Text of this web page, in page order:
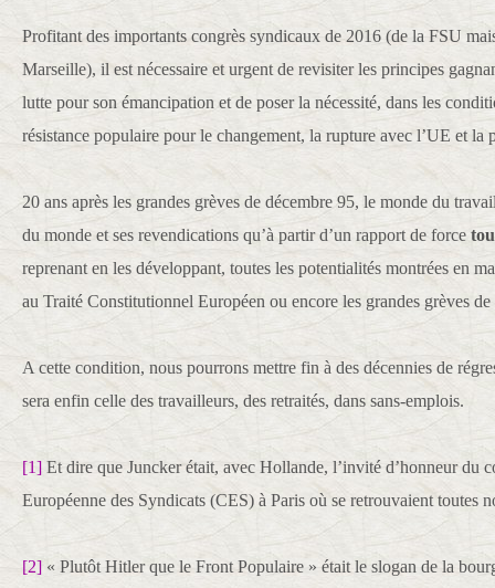
Profitant des importants congrès syndicaux de 2016 (de la FSU
Marseille), il est nécessaire et urgent de revisiter les principes
lutte pour son émancipation et de poser la nécessité, dans les
résistance populaire pour le changement, la rupture avec l’UE et
20 ans après les grandes grèves de décembre 95, le monde du
du monde et ses revendications qu’à partir d’un rapport de force
reprenant en les développant, toutes les potentialités montrées en
au Traité Constitutionnel Européen ou encore les grandes grèves
A cette condition, nous pourrons mettre fin à des décennies de
sera enfin celle des travailleurs, des retraités, dans sans-emplois.
[1] Et dire que Juncker était, avec Hollande, l’invité d’honneur du
Européenne des Syndicats (CES) à Paris où se retrouvaient toutes
[2] « Plutôt Hitler que le Front Populaire » était le slogan de la